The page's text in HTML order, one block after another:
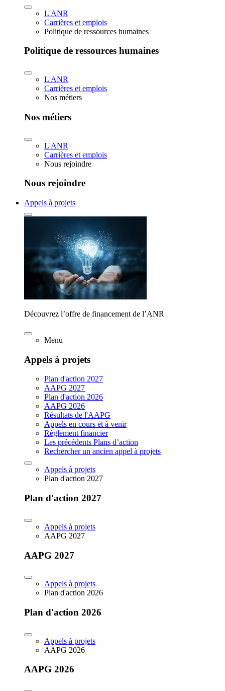
L'ANR
Carrières et emplois
Politique de ressources humaines
Politique de ressources humaines
L'ANR
Carrières et emplois
Nos métiers
Nos métiers
L'ANR
Carrières et emplois
Nous rejoindre
Nous rejoindre
Appels à projets
Découvrez l’offre de financement de l’ANR
Menu
Appels à projets
Plan d'action 2027
AAPG 2027
Plan d'action 2026
AAPG 2026
Résultats de l'AAPG
Appels en cours et à venir
Règlement financier
Les précédents Plans d’action
Rechercher un ancien appel à projets
Appels à projets
Plan d'action 2027
Plan d'action 2027
Appels à projets
AAPG 2027
AAPG 2027
Appels à projets
Plan d'action 2026
Plan d'action 2026
Appels à projets
AAPG 2026
AAPG 2026